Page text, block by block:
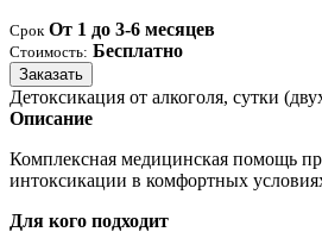
Срок От 1 до 3-6 месяцев
Стоимость: Бесплатно
Заказать
Детоксикация от алкоголя, сутки
Описание
Комплексная медицинская помощь
интоксикации в комфортных
Для кого подходит